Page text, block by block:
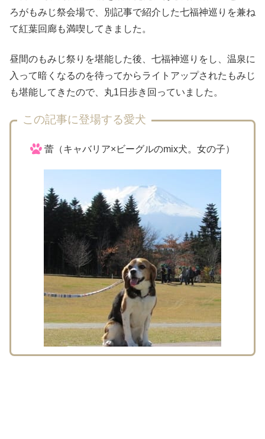
ろがもみじ祭会場で、別記事で紹介した七福神巡りを兼ね
て紅葉回廊も満喫してきました。
昼間のもみじ祭りを堪能した後、七福神巡りをし、温泉に
入って暗くなるのを待ってからライトアップされたもみじ
も堪能してきたので、丸1日歩き回っていました。
この記事に登場する愛犬
蕾（キャバリア×ビーグルのmix犬。女の子）